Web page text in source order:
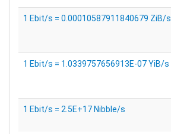
1 Ebit/s = 0.00010587911840679 ZiB/s
1 Ebit/s = 1.0339757656913E-07 YiB/s
1 Ebit/s = 2.5E+17 Nibble/s